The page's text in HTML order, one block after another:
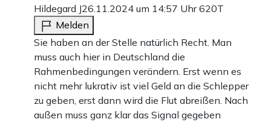
Hildegard J26.11.2024 um 14:57 Uhr620T
Melden
Sie haben an der Stelle natürlich Recht. Man
muss auch hier in Deutschland die
Rahmenbedingungen verändern. Erst wenn es
nicht mehr lukrativ ist viel Geld an die Schlepper
zu geben, erst dann wird die Flut abreißen. Nach
außen muss ganz klar das Signal gegeben